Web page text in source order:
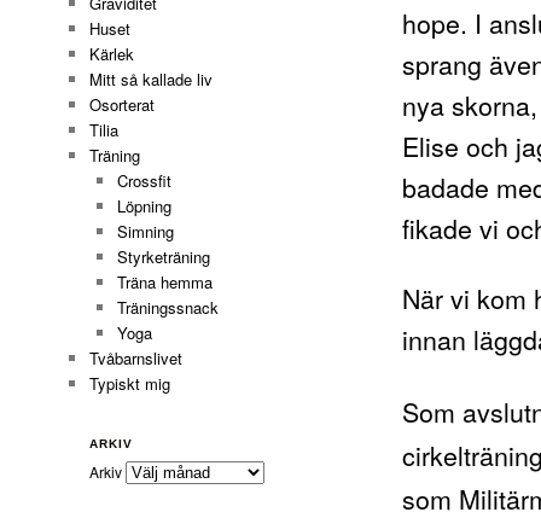
hope. I
sprang
nya
Elise och
badade
fikade vi
När vi kom
innan
Som
som
Huset
Kärlek
Mitt så kallade liv
Osorterat
Tilia
Träning
Crossfit
Löpning
Simning
Styrketräning
Träna hemma
Träningssnack
Yoga
Tvåbarnslivet
Typiskt mig
ARKIV
Arkiv